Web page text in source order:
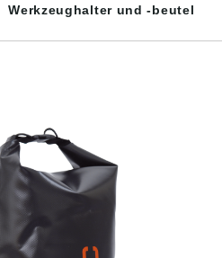
Werkzeughalter und -beutel